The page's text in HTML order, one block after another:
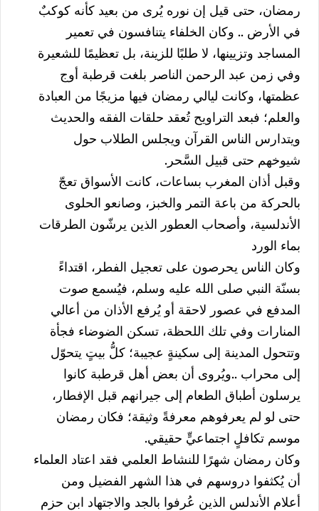
رمضان، حتى قيل إن نوره يُرى من بعيد كأنه كوكبٌ
في الأرض .. وكان الخلفاء يتنافسون في تعمير
المساجد وتزيينها، لا طلبًا للزينة، بل تعظيمًا للشعيرة
وفي زمن عبد الرحمن الناصر بلغت قرطبة أوج
عظمتها، وكانت ليالي رمضان فيها مزيجًا من العبادة
والعلم؛ فبعد التراويح تُعقد حلقات الفقه والحديث
ويتدارس الناس القرآن ويجلس الطلاب حول
شيوخهم حتى قبيل السَّحر.
وقبل أذان المغرب بساعات، كانت الأسواق تعجّ
بالحركة من باعة التمر والخبز، وصانعو الحلوى
الأندلسية، وأصحاب العطور الذين يرشّون الطرقات
بماء الورد
وكان الناس يحرصون على تعجيل الفطر، اقتداءً
بسنّة النبي صلى الله عليه وسلم، فيُسمع صوت
المدفع في عصور لاحقة أو يُرفع الأذان من أعالي
المنارات وفي تلك اللحظة، تسكن الضوضاء فجأة
وتتحول المدينة إلى سكينةٍ عجيبة؛ كلُّ بيتٍ يتحوّل
إلى محراب ..ويُروى أن بعض أهل قرطبة كانوا
يرسلون أطباق الطعام إلى جيرانهم قبل الإفطار،
حتى لو لم يعرفوهم معرفةً وثيقة؛ فكان رمضان
موسم تكافلٍ اجتماعيٍّ حقيقي.
وكان رمضان شهرًا للنشاط العلمي فقد اعتاد العلماء
أن يُكثفوا دروسهم في هذا الشهر الفضيل ومن
أعلام الأندلس الذين عُرفوا بالجد والاجتهاد ابن حزم